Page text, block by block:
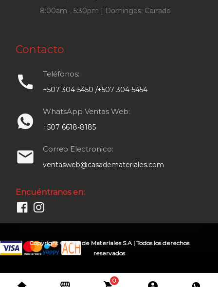
8:00am - 5:30pm | Domingos: Cerrado
Contacto
call Teléfonos:
+507 304-5450 /+507 304-5454
WhatsApp Ventas Web:
+507 6618-8185
email Correo Electronico:
ventasweb@casademateriales.com
Encuéntranos en:
Copyright © Casa de Materiales S.A | Todos los derechos
reservados
0